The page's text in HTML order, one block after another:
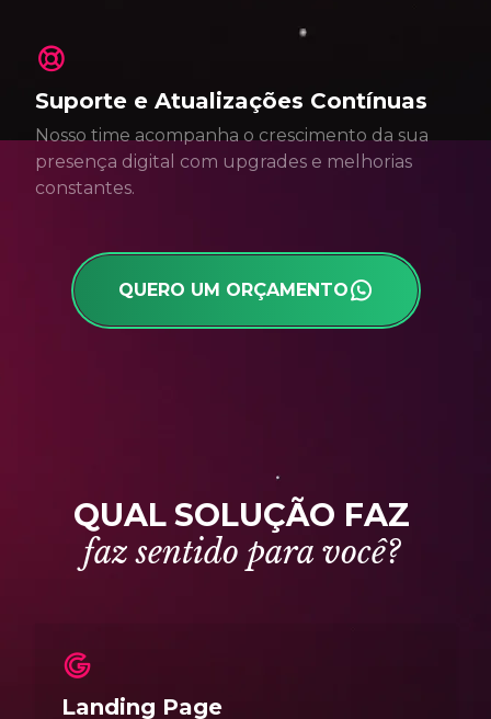
Suporte e Atualizações Contínuas
Nosso time acompanha o crescimento da sua
presença digital com upgrades e melhorias
constantes.
QUERO UM ORÇAMENTO
QUAL SOLUÇÃO FAZ
faz sentido para você?
Landing Page